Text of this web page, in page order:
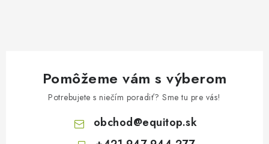
Pomôžeme vám s výberom
Potrebujete s niečím poradiť? Sme tu pre vás!
obchod@equitop.sk